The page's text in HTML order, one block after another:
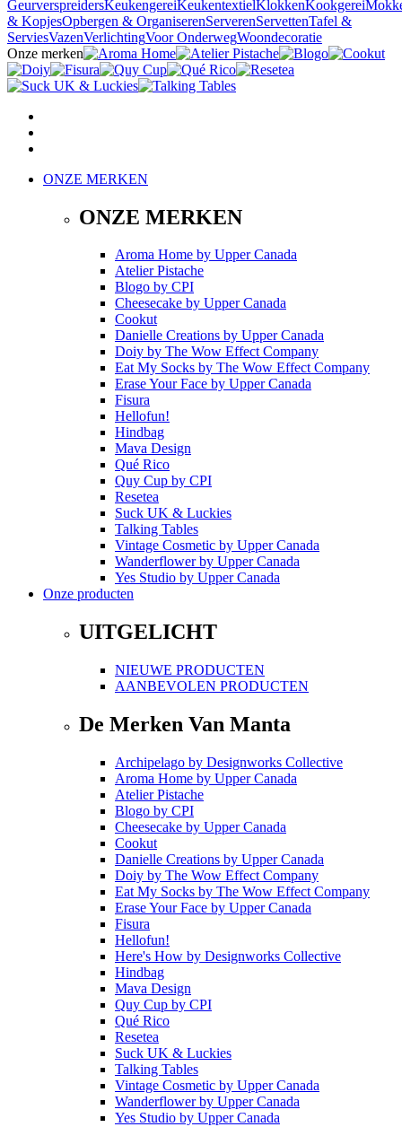
GeurverspreidersKeukengereiKeukentextielKlokkenKookgerei
& KopjesOpbergen & OrganiserenServerenServettenTafel &
ServiesVazenVerlichtingVoor OnderwegWoondecoratie
Onze merken
ONZE MERKEN
ONZE MERKEN
Aroma Home by Upper Canada
Atelier Pistache
Blogo by CPI
Cheesecake by Upper Canada
Cookut
Danielle Creations by Upper Canada
Doiy by The Wow Effect Company
Eat My Socks by The Wow Effect Company
Erase Your Face by Upper Canada
Fisura
Hellofun!
Hindbag
Mava Design
Qué Rico
Quy Cup by CPI
Resetea
Suck UK & Luckies
Talking Tables
Vintage Cosmetic by Upper Canada
Wanderflowerby Upper Canada
Yes Studio by Upper Canada
Onze producten
UITGELICHT
NIEUWE PRODUCTEN
AANBEVOLEN PRODUCTEN
De Merken Van Manta
Archipelago by Designworks Collective
Aroma Home by Upper Canada
Atelier Pistache
Blogo by CPI
Cheesecake by Upper Canada
Cookut
Danielle Creations by Upper Canada
Doiy by The Wow Effect Company
Eat My Socks by The Wow Effect Company
Erase Your Face by Upper Canada
Fisura
Hellofun!
Here's How by Designworks Collective
Hindbag
Mava Design
Quy Cup by CPI
Qué Rico
Resetea
Suck UK & Luckies
Talking Tables
Vintage Cosmetic by Upper Canada
Wanderflowerby Upper Canada
Yes Studio by Upper Canada